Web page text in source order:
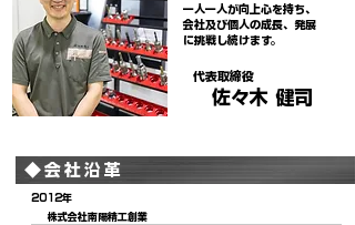
一人一人が向上心を持ち、
会社及び個人の成長、発展
に挑戦し続けます。
​代表取締役
佐々木 健司
◆会社沿革
2012年
株式会社南陽精工創業